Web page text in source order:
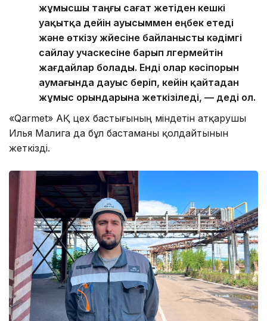
жұмысшы таңғы сағат жетіден кешкі
уақытқа дейін ауысыммен еңбек етеді
және өткізу жүйесіне байланысты кәдімгі
сайлау учаскесіне барып үлгермейтін
жағдайлар болады. Енді олар кәсіпорын
аумағында дауыс беріп, кейін қайтадан
жұмыс орындарына жеткізіледі, — деді ол.
«Qarmet» АҚ цех бастығының міндетін атқарушы
Илья Малига да бұл бастаманы қолдайтынын
жеткізді.